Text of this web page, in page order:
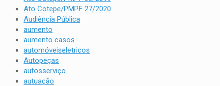
Ato Cotepe/PMPF 27/2020
Audiência Pública
aumento
aumento casos
automóveiseletricos
Autopeças
autosserviço
autuação